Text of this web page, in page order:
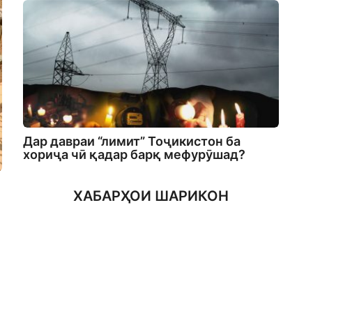
Дар давраи “лимит” Тоҷикистон ба
хориҷа чӣ қадар барқ мефурӯшад?
ХАБАРҲОИ ШАРИКОН